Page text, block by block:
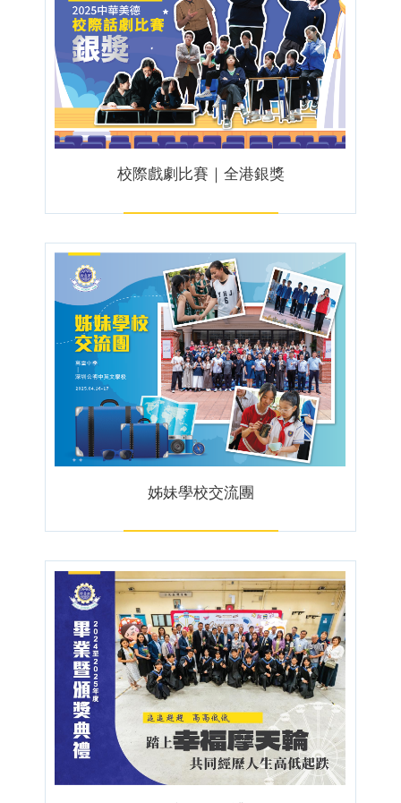
校際戲劇比賽｜全港銀獎
姊妹學校交流團